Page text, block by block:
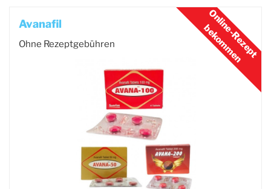
Avanafil
Ohne Rezeptgebühren